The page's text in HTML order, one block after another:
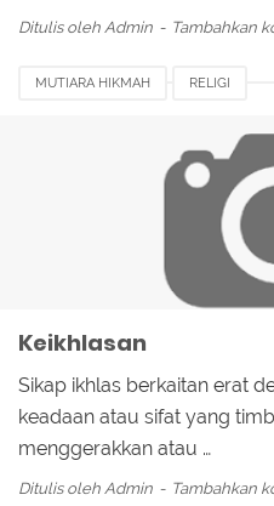
Ditulis oleh Admin Tambahkan
MUTIARA HIKMAH RELIGI
Keikhlasan
Sikap ikhlas berkaitan erat
keadaan atau sifat yang
menggerakkan atau …
Ditulis oleh Admin Tambahkan